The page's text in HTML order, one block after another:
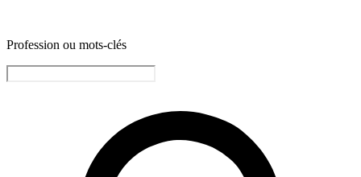
Profession ou mots-clés